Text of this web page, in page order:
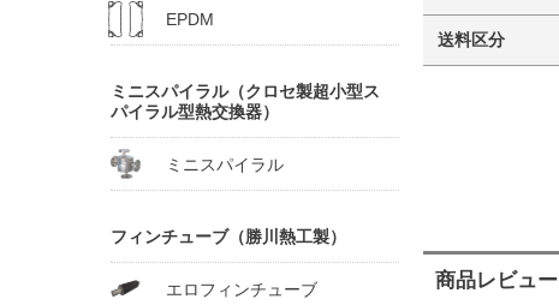
送料区分
商品レビュー
EPDM
ミニスパイラル（クロセ製超小型ス
パイラル型熱交換器）
ミニスパイラル
フィンチューブ（勝川熱工製）
エロフィンチューブ